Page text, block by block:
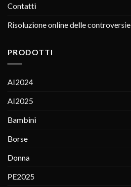
Contatti
Risoluzione online delle controversie
PRODOTTI
AI2024
AI2025
Bambini
Borse
Donna
PE2025